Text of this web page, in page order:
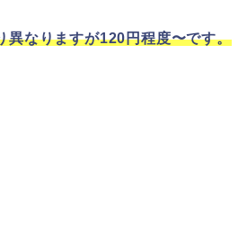
異なりますが120円程度〜です。